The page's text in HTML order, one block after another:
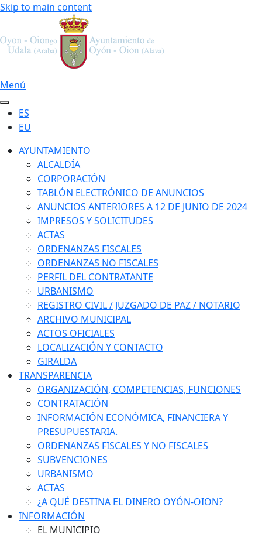
Skip to main content
Menú
ES
EU
AYUNTAMIENTO
ALCALDÍA
CORPORACIÓN
TABLÓN ELECTRÓNICO DE ANUNCIOS
ANUNCIOS ANTERIORES A 12 DE JUNIO DE 2024
IMPRESOS Y SOLICITUDES
ACTAS
ORDENANZAS FISCALES
ORDENANZAS NO FISCALES
PERFIL DEL CONTRATANTE
URBANISMO
REGISTRO CIVIL / JUZGADO DE PAZ / NOTARIO
ARCHIVO MUNICIPAL
ACTOS OFICIALES
LOCALIZACIÓN Y CONTACTO
GIRALDA
TRANSPARENCIA
ORGANIZACIÓN, COMPETENCIAS, FUNCIONES
CONTRATACIÓN
INFORMACIÓN ECONÓMICA, FINANCIERA Y
PRESUPUESTARIA.
ORDENANZAS FISCALES Y NO FISCALES
SUBVENCIONES
URBANISMO
ACTAS
¿A QUÉ DESTINA EL DINERO OYÓN-OION?
INFORMACIÓN
EL MUNICIPIO